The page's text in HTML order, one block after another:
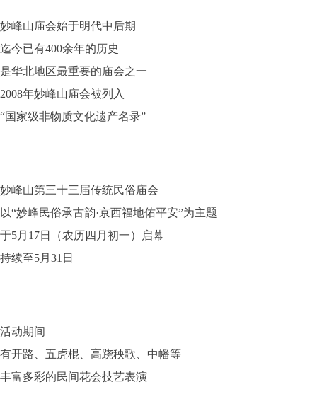
妙峰山庙会始于明代中后期
迄今已有400余年的历史
是华北地区最重要的庙会之一
2008年妙峰山庙会被列入
“国家级非物质文化遗产名录”
妙峰山第三十三届传统民俗庙会
以“妙峰民俗承古韵·京西福地佑平安”为主题
于5月17日（农历四月初一）启幕
持续至5月31日
活动期间
有开路、五虎棍、高跷秧歌、中幡等
丰富多彩的民间花会技艺表演